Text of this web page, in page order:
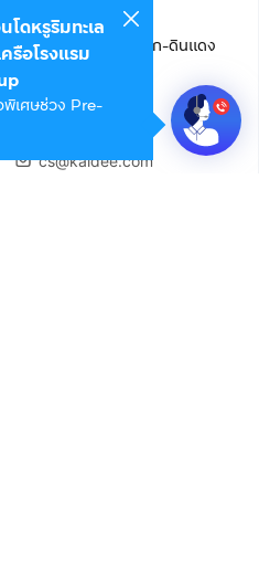
นเตอร์ ชั้น 22 ถนนอโศก-ดินแดง
กงานใหญ่)
cs@kaidee.com
โดหรูริมทะเล
รือโรงแรม
เศษช่วง Pre-